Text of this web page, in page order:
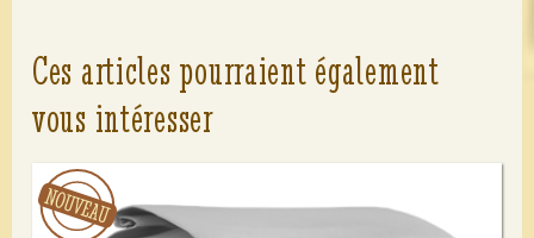
Ces articles pourraient également
vous intéresser